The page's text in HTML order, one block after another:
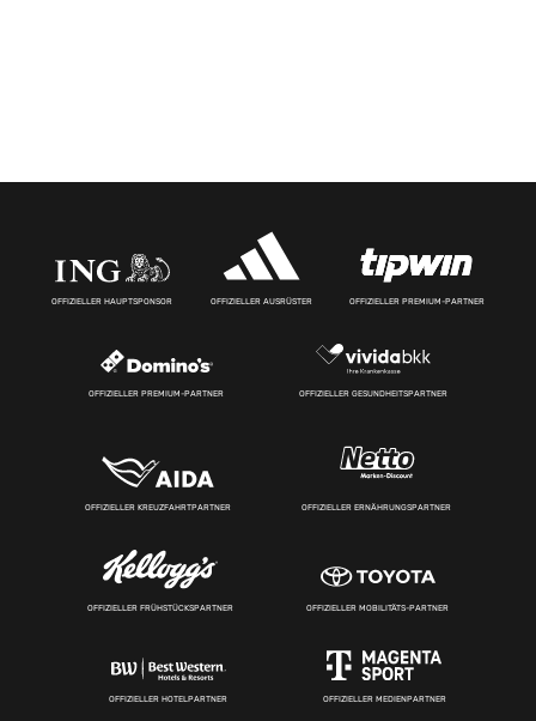
OFFIZIELLER HAUPTSPONSOR OFFIZIELLER AUSRÜSTER OFFIZIELLER PREMIUM-PARTNER
OFFIZIELLER PREMIUM-PARTNER OFFIZIELLER GESUNDHEITSPARTNER
OFFIZIELLER KREUZFAHRTPARTNER OFFIZIELLER ERNÄHRUNGSPARTNER
OFFIZIELLER FRÜHSTÜCKSPARTNER OFFIZIELLER MOBILITÄTS-PARTNER
OFFIZIELLER HOTELPARTNER OFFIZIELLER MEDIENPARTNER